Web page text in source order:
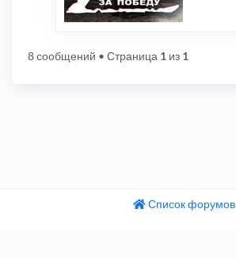
8 сообщений • Страница 1 из 1
Список форумов